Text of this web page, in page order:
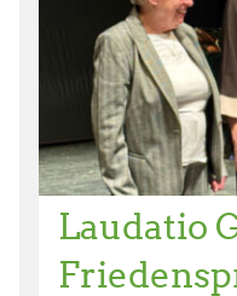
Laudatio